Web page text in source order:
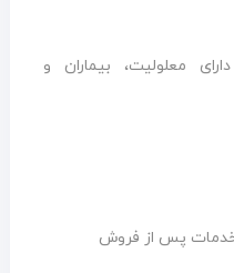
معلولیت، بیماران و